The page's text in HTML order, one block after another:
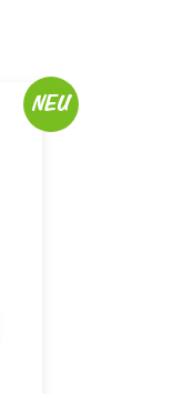
NEU